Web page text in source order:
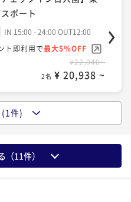
ポート
IN 15:00 - 24:00 OUT12:00
ト即利用で最大5％OFF
¥22,040~
2名 ¥ 20,938 ~
クイン日入園】東京デ
IN 15:00 - 24:00 OUT12:00
ト即利用で最大5％OFF
件)
（11件）